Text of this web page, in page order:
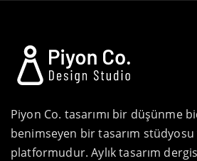
Piyon Co. tasarımı bir düşünme
benimseyen bir tasarım stüdyosu
platformudur. Aylık tasarım